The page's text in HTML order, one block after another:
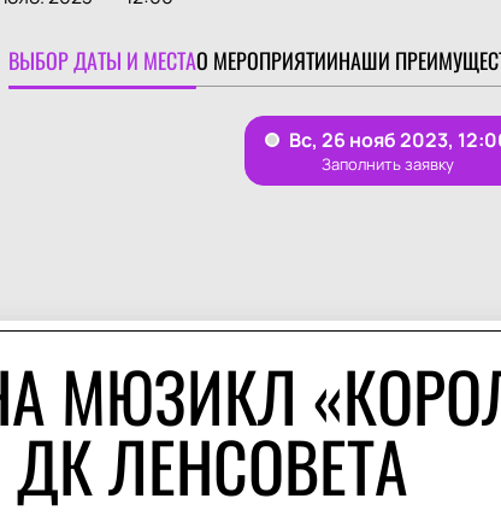
ВЫБОР ДАТЫ И МЕСТАО МЕРОПРИЯТИИНАШИ
МЮЗИКЛ
ЛЕНСОВЕТА